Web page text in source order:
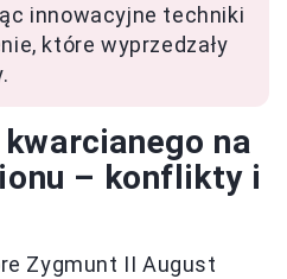
innowacyjne techniki
które wyprzedzały
na
– konflikty i
Zygmunt II August